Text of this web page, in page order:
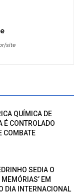
site
QUÍMICA DE
É CONTROLADO
COMBATE
SEDIA O
EM
DIA INTERNACIONAL